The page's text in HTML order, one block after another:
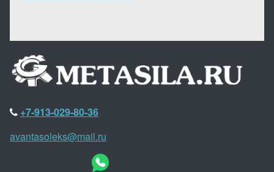
+7-913-029-80-36
avantasoleks@mail.ru